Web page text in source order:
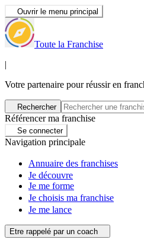
Ouvrir le menu principal
Toute la Franchise
|
Votre partenaire pour réussir en
Rechercher
Référencer ma franchise
Se connecter
Navigation principale
Annuaire des franchises
Je découvre
Je me forme
Je choisis ma franchise
Je me lance
Etre rappelé par un coach